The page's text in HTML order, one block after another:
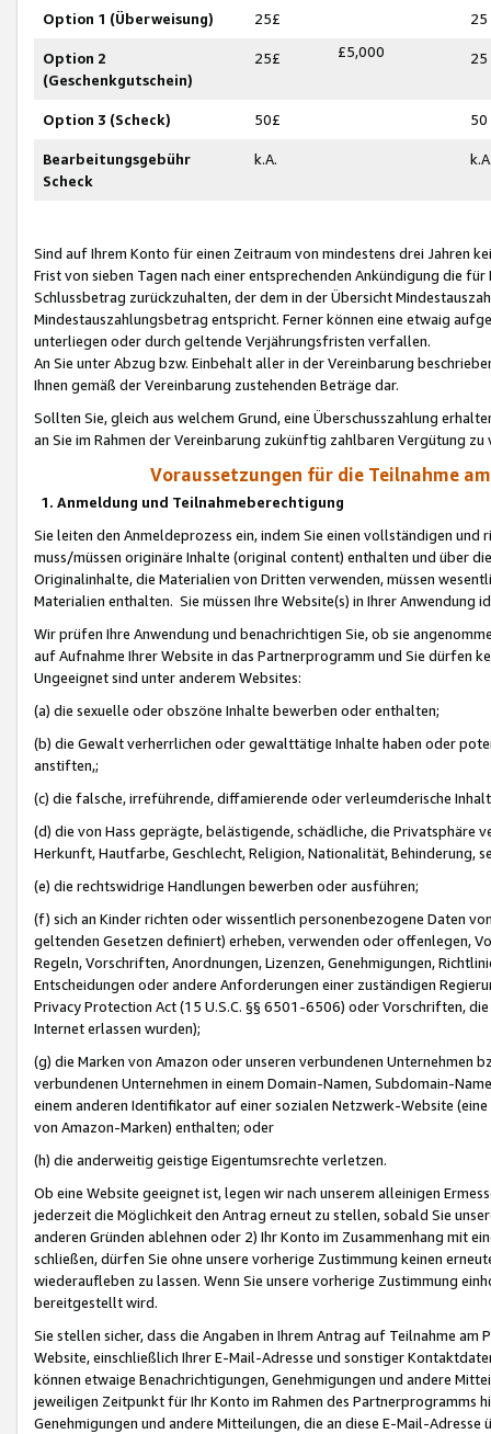
Option 1 (Überweisung) 25£ 25
Option 2
(Geschenkgutschein)
25£ £5,000 25
Option 3 (Scheck) 50£ 50
Bearbeitungsgebühr
Scheck
k.A.
Sind auf Ihrem Konto für einen Zeitraum von mindestens drei Jahren
Frist von sieben Tagen nach einer entsprechenden Ankündigung die
Schlussbetrag zurückzuhalten, der dem in der Übersicht
Mindestauszahlungsbetrag entspricht. Ferner können eine etwaig
unterliegen oder durch geltende Verjährungsfristen verfallen.
An Sie unter Abzug bzw. Einbehalt aller in der Vereinbarung
Ihnen gemäß der Vereinbarung zustehenden Beträge dar.
Sollten Sie, gleich aus welchem Grund, eine Überschusszahlung
an Sie im Rahmen der Vereinbarung zukünftig zahlbaren Vergütung zu
Voraussetzungen für die Teilnahme
1. Anmeldung und Teilnahmeberechtigung
Sie leiten den Anmeldeprozess ein, indem Sie einen vollständigen
muss/müssen originäre Inhalte (original content) enthalten und über
Originalinhalte, die Materialien von Dritten verwenden, müssen
Materialien enthalten. Sie müssen Ihre Website(s) in Ihrer Anwendung
Wir prüfen Ihre Anwendung und benachrichtigen Sie, ob sie
auf Aufnahme Ihrer Website in das Partnerprogramm und Sie dürfen
Ungeeignet sind unter anderem Websites:
(a) die sexuelle oder obszöne Inhalte bewerben oder enthalten;
(b) die Gewalt verherrlichen oder gewalttätige Inhalte haben oder
anstiften,;
(c) die falsche, irreführende, diffamierende oder verleumderische
(d) die von Hass geprägte, belästigende, schädliche, die Privatsphäre
Herkunft, Hautfarbe, Geschlecht, Religion, Nationalität, Behinderung,
(e) die rechtswidrige Handlungen bewerben oder ausführen;
(f) sich an Kinder richten oder wissentlich personenbezogene Daten
geltenden Gesetzen definiert) erheben, verwenden oder offenlegen,
Regeln, Vorschriften, Anordnungen, Lizenzen, Genehmigungen,
Entscheidungen oder andere Anforderungen einer zuständigen
Privacy Protection Act (15 U.S.C. §§ 6501-6506) oder Vorschriften,
Internet erlassen wurden);
(g) die Marken von Amazon oder unseren verbundenen Unternehmen
verbundenen Unternehmen in einem Domain-Namen, Subdomain-
einem anderen Identifikator auf einer sozialen Netzwerk-Website
von Amazon-Marken) enthalten; oder
(h) die anderweitig geistige Eigentumsrechte verletzen.
Ob eine Website geeignet ist, legen wir nach unserem alleinigen
jederzeit die Möglichkeit den Antrag erneut zu stellen, sobald Sie
anderen Gründen ablehnen oder 2) Ihr Konto im Zusammenhang mit
schließen, dürfen Sie ohne unsere vorherige Zustimmung keinen
wiederaufleben zu lassen. Wenn Sie unsere vorherige Zustimmung
bereitgestellt wird.
Sie stellen sicher, dass die Angaben in Ihrem Antrag auf Teilnahme
Website, einschließlich Ihrer E-Mail-Adresse und sonstiger
können etwaige Benachrichtigungen, Genehmigungen und andere
jeweiligen Zeitpunkt für Ihr Konto im Rahmen des Partnerprogramms
Genehmigungen und andere Mitteilungen, die an diese E-Mail-